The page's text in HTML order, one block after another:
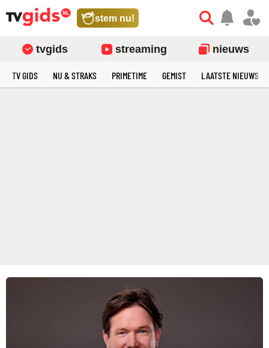
stem nu!
tvgids streaming nieuws
TV GIDS NU & STRAKS PRIMETIME GEMIST LAATSTE NIEUWS